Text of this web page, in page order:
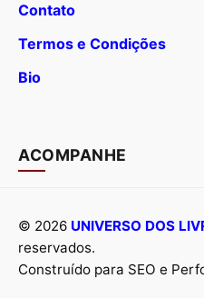
Contato
Termos e Condições
Bio
ACOMPANHE
© 2026 UNIVERSO DOS
reservados.
Construído para SEO e